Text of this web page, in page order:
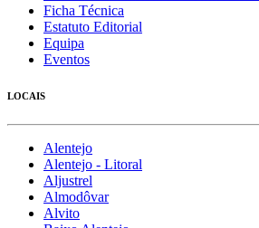
Ficha Técnica
Estatuto Editorial
Equipa
Eventos
LOCAIS
Alentejo
Alentejo - Litoral
Aljustrel
Almodôvar
Alvito